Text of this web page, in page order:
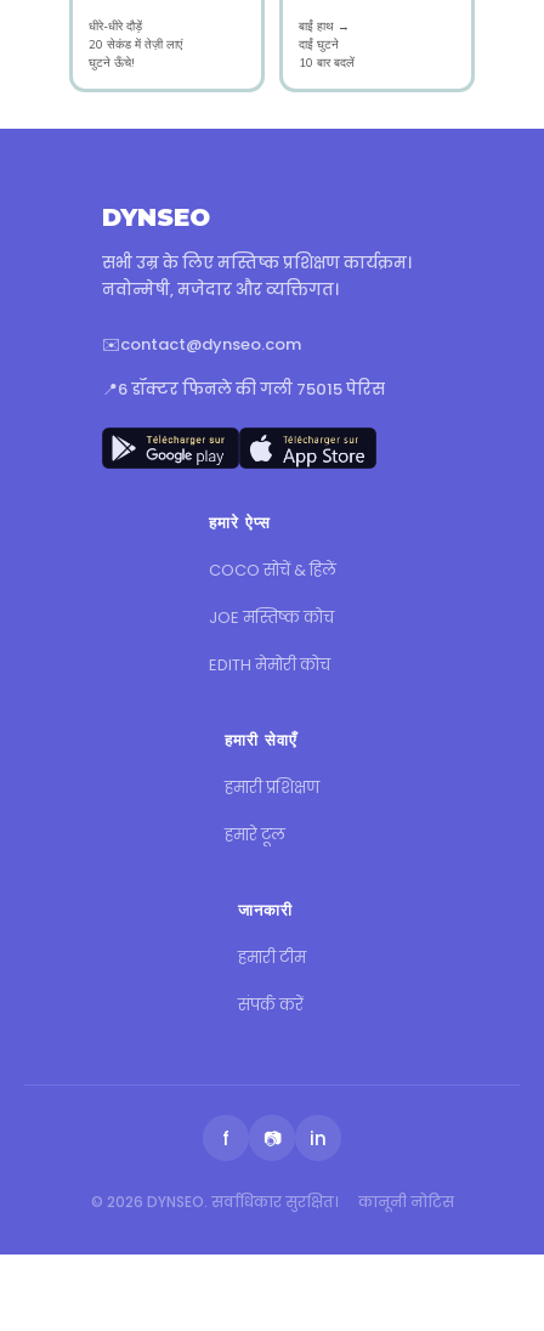
धीरे-धीरे दौड़ें
20 सेकंड में तेज़ी लाएं
घुटने ऊँचे!
बाईं हाथ →
दाईं घुटने
10 बार बदलें
DYNSEO
सभी उम्र के लिए मस्तिष्क प्रशिक्षण कार्यक्रम।
नवोन्मेषी, मजेदार और व्यक्तिगत।
✉️contact@dynseo.com
📍6 डॉक्टर फिनले की गली 75015 पेरिस
हमारे ऐप्स
COCO सोचें & हिलें
JOE मस्तिष्क कोच
EDITH मेमोरी कोच
हमारी सेवाएँ
हमारी प्रशिक्षण
हमारे टूल
जानकारी
हमारी टीम
संपर्क करें
f 📷 in
© 2026 DYNSEO. सर्वाधिकार सुरक्षित। कानूनी नोटिस